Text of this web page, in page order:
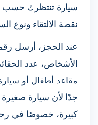
سيارة تنتظرك حسب
نقطة الالتقاء ونوع
عند الحجز، أرسل
الأشخاص، عدد
مقاعد أطفال أو
جدًا لأن سيارة
كبيرة، خصوصًا في